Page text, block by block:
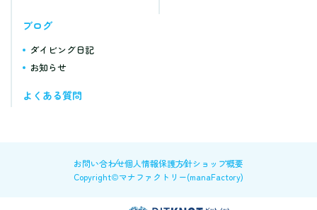
ブログ
ダイビング日記
お知らせ
よくある質問
お問い合わせ個人情報保護方針ショップ概要
Copyright©マナファクトリー(manaFactory)